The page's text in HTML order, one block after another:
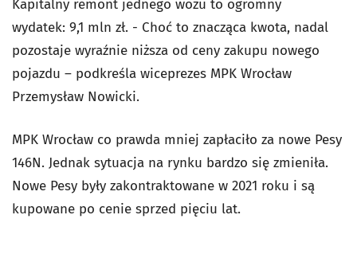
Kapitalny remont jednego wozu to ogromny
wydatek: 9,1 mln zł. - Choć to znacząca kwota, nadal
pozostaje wyraźnie niższa od ceny zakupu nowego
pojazdu – podkreśla wiceprezes MPK Wrocław
Przemysław Nowicki.
MPK Wrocław co prawda mniej zapłaciło za nowe Pesy
146N. Jednak sytuacja na rynku bardzo się zmieniła.
Nowe Pesy były zakontraktowane w 2021 roku i są
kupowane po cenie sprzed pięciu lat.